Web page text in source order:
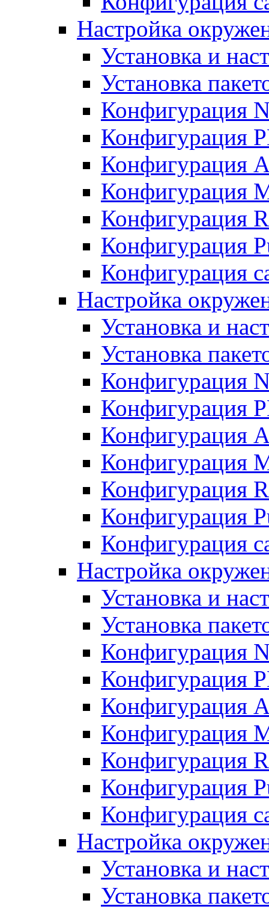
Настройка
Установка и
Установка
Конфигурация
Конфигурация
Конфигурация
Конфигурация
Конфигурация
Конфигурация
Конфигурация
Настройка
Установка и
Установка
Конфигурация
Конфигурация
Конфигурация
Конфигурация
Конфигурация
Конфигурация
Конфигурация
Настройка
Установка и
Установка
Конфигурация
Конфигурация
Конфигурация
Конфигурация
Конфигурация
Конфигурация
Конфигурация
Настройка
Установка и
Установка